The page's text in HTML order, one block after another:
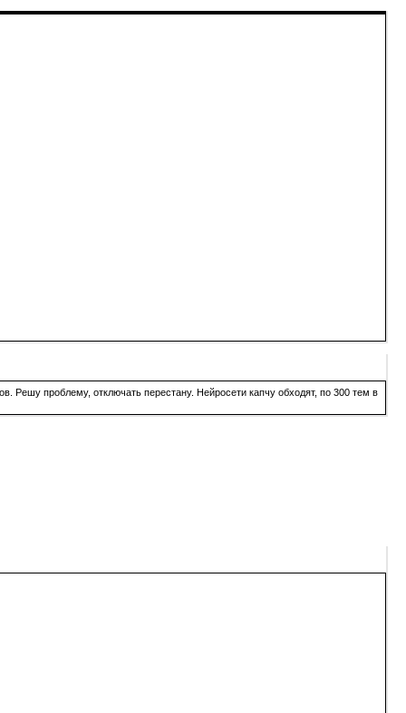
Решу проблему, отключать перестану. Нейросети капчу обходят, по 300 тем в